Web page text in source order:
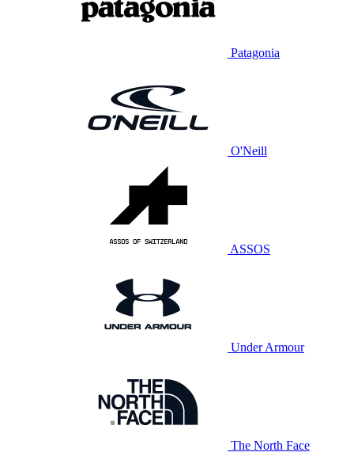
Patagonia
O'Neill
ASSOS
Under Armour
The North Face